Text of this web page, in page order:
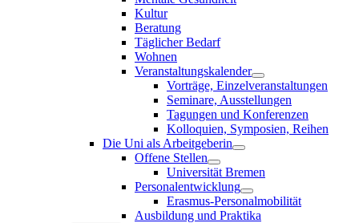
Kultur
Beratung
Täglicher Bedarf
Wohnen
Veranstaltungskalender
Vorträge, Einzelveranstaltungen
Seminare, Ausstellungen
Tagungen und Konferenzen
Kolloquien, Symposien, Reihen
Die Uni als Arbeitgeberin
Offene Stellen
Universität Bremen
Personalentwicklung
Erasmus-Personalmobilität
Ausbildung und Praktika